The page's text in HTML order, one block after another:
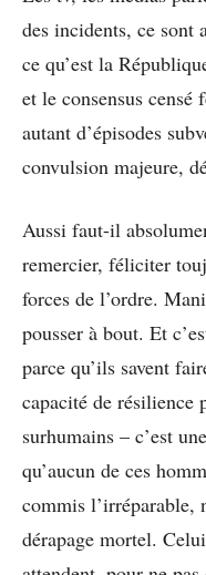
des incidents, ce sont
ce qu’est la
et le consensus censé
autant d’épisodes
convulsion majeure,
Aussi faut-il
remercier, féliciter
forces de l’ordre.
pousser à bout. Et
parce qu’ils savent
capacité de résilience
surhumains – c’est
qu’aucun de ces
commis l’irréparable,
dérapage mortel.